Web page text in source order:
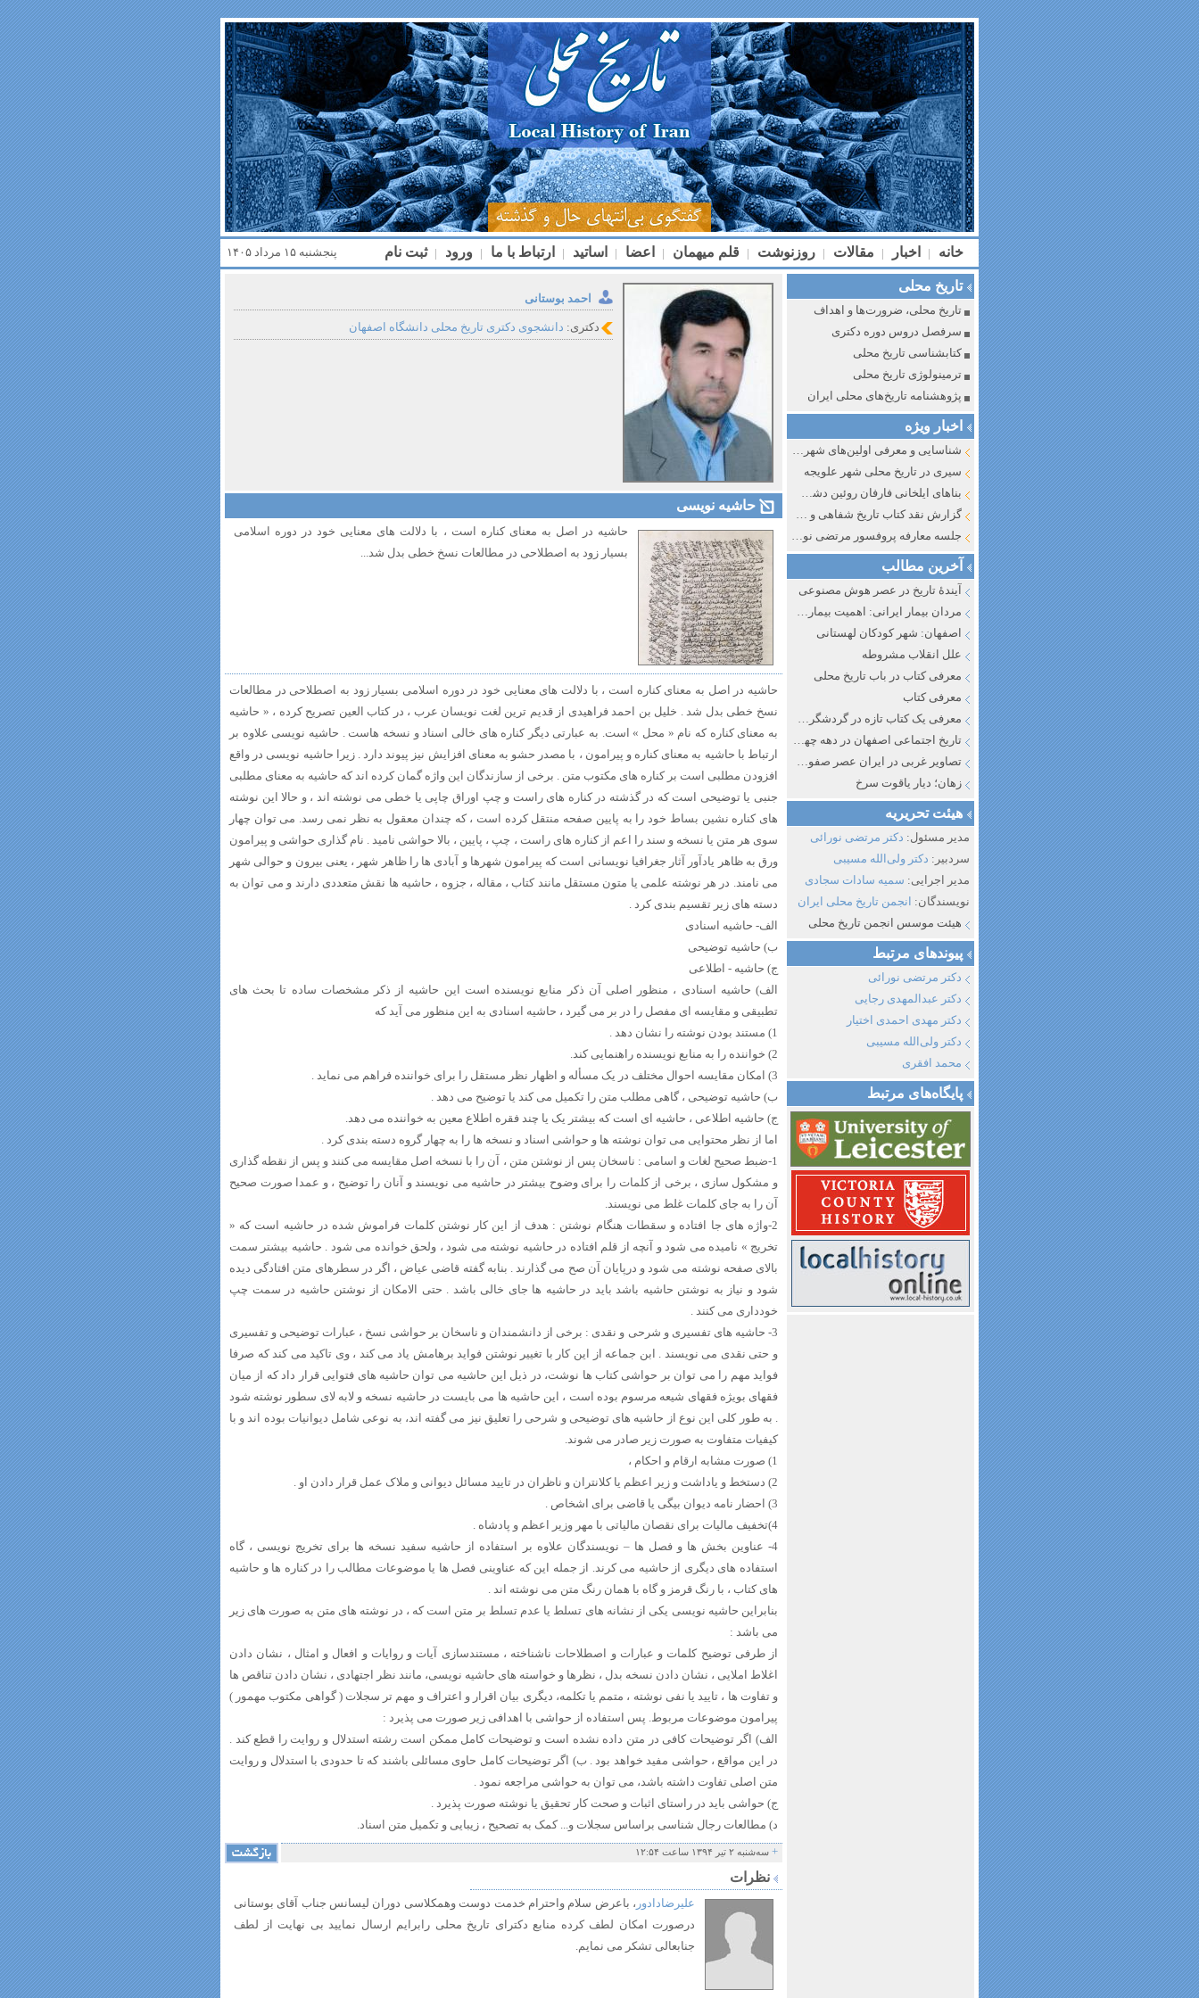
خانه | اخبار | مقالات | روزنوشت | قلم میهمان | اعضا | اساتید | ارتباط با ما | ورود | ثبت نام پنجشنبه ۱۵ مرداد ۱۴۰۵
تاریخ محلی
تاریخ محلی، ضرورت‌ها و اهداف
سرفصل دروس دوره دکتری
کتابشناسی تاریخ محلی
ترمینولوژی تاریخ محلی
پژوهشنامه تاریخ‌های محلی ایران
اخبار ویژه
شناسایی و معرفی اولین‌های شهر مشهد
سیری در تاریخ محلی شهر علویجه
بناهای ایلخانی فارفان روئین دشت اصفهان
گزارش نقد کتاب تاریخ شفاهی و جایگاه آن در تاریخ نگاری معاصر ایران ۱۳۸۵-۱۳۵۸
جلسه معارفه پروفسور مرتضی نورائی در دپارتمان شرق‌شناسی دانشگاه صوفیا، بلغارستان
آخرین مطالب
آیندهٔ تاریخ در عصر هوش مصنوعی
مردان بیمار ایرانی: اهمیت بیماری به عنوان عاملی در تفسیر تاریخ سیاسی ایران جدید
اصفهان: شهر کودکان لهستانی
علل انقلاب مشروطه
معرفی کتاب در باب تاریخ محلی
معرفی کتاب
معرفی یک کتاب تازه در گردشگری اصفهان
تاریخ اجتماعی اصفهان در دهه چهل و پنجاه از نگاه طنز نوروز جمشاد
تصاویر غربی در ایران عصر صفوی و قاجار
زهان؛ دیار یاقوت سرخ
هیئت تحریریه
مدیر مسئول: دکتر مرتضی نورائی
سردبیر: دکتر ولی‌الله مسیبی
مدیر اجرایی: سمیه سادات سجادی
نویسندگان: انجمن تاریخ محلی ایران
هیئت موسس انجمن تاریخ محلی
پیوند‌های مرتبط
دکتر مرتضی نورائی
دکتر عبدالمهدی رجایی
دکتر مهدی احمدی اختیار
دکتر ولی‌الله مسیبی
محمد افقری
پایگاه‌های مرتبط
احمد بوستانی
دکتری: دانشجوی دکتری تاریخ محلی دانشگاه اصفهان
حاشیه نویسی
حاشیه در اصل به معنای کناره است ، با دلالت های معنایی خود در دوره اسلامی
بسیار زود به اصطلاحی در مطالعات نسخ خطی بدل شد...
حاشیه در اصل به معنای کناره است ، با دلالت های معنایی خود در دوره اسلامی بسیار زود به اصطلاحی در مطالعات
نسخ خطی بدل شد . خلیل بن احمد فراهیدی از قدیم ترین لغت نویسان عرب ، در کتاب العین تصریح کرده ، « حاشیه
به معنای کناره که نام « محل » است. به عبارتی دیگر کناره های خالی اسناد و نسخه هاست . حاشیه نویسی علاوه بر
ارتباط با حاشیه به معنای کناره و پیرامون ، با مصدر حشو به معنای افزایش نیز پیوند دارد . زیرا حاشیه نویسی در واقع
افزودن مطلبی است بر کناره های مکتوب متن . برخی از سازندگان این واژه گمان کرده اند که حاشیه به معنای مطلبی
جنبی یا توضیحی است که در گذشته در کناره های راست و چپ اوراق چاپی یا خطی می نوشته اند ، و حالا این نوشته
های کناره نشین بساط خود را به پایین صفحه منتقل کرده است ، که چندان معقول به نظر نمی رسد. می توان چهار
سوی هر متن یا نسخه و سند را اعم از کناره های راست ، چپ ، پایین ، بالا حواشی نامید . نام گذاری حواشی و پیرامون
ورق به ظاهر یادآور آثار جغرافیا نویسانی است که پیرامون شهرها و آبادی ها را ظاهر شهر ، یعنی بیرون و حوالی شهر
می نامند. در هر نوشته علمی یا متون مستقل مانند کتاب ، مقاله ، جزوه ، حاشیه ها نقش متعددی دارند و می توان به
دسته های زیر تقسیم بندی کرد .
الف- حاشیه اسنادی
ب) حاشیه توضیحی
ج) حاشیه - اطلاعی
الف) حاشیه اسنادی ، منظور اصلی آن ذکر منابع نویسنده است این حاشیه از ذکر مشخصات ساده تا بحث های
تطبیقی و مقایسه ای مفصل را در بر می گیرد ، حاشیه اسنادی به این منظور می آید که
1) مستند بودن نوشته را نشان دهد .
2) خواننده را به منابع نویسنده راهنمایی کند.
3) امکان مقایسه احوال مختلف در یک مسأله و اظهار نظر مستقل را برای خواننده فراهم می نماید .
ب) حاشیه توضیحی ، گاهی مطلب متن را تکمیل می کند یا توضیح می دهد .
ج) حاشیه اطلاعی ، حاشیه ای است که بیشتر یک یا چند فقره اطلاع معین به خواننده می دهد.
اما از نظر محتوایی می توان نوشته ها و حواشی اسناد و نسخه ها را به چهار گروه دسته بندی کرد .
1-ضبط صحیح لغات و اسامی : ناسخان پس از نوشتن متن ، آن را با نسخه اصل مقایسه می کنند و پس از نقطه گذاری
و مشکول سازی ، برخی از کلمات را برای وضوح بیشتر در حاشیه می نویسند و آنان را توضیح ، و عمدا صورت صحیح
آن را به جای کلمات غلط می نویسند.
2-واژه های جا افتاده و سقطات هنگام نوشتن : هدف از این کار نوشتن کلمات فراموش شده در حاشیه است که «
تخریج » نامیده می شود و آنچه از قلم افتاده در حاشیه نوشته می شود ، ولحق خوانده می شود . حاشیه بیشتر سمت
بالای صفحه نوشته می شود و درپایان آن صح می گذارند . بنابه گفته قاضی عیاض ، اگر در سطرهای متن افتادگی دیده
شود و نیاز به نوشتن حاشیه باشد باید در حاشیه ها جای خالی باشد . حتی الامکان از نوشتن حاشیه در سمت چپ
خودداری می کنند .
3- حاشیه های تفسیری و شرحی و نقدی : برخی از دانشمندان و ناسخان بر حواشی نسخ ، عبارات توضیحی و تفسیری
و حتی نقدی می نویسند . ابن جماعه از این کار با تغییر نوشتن فواید برهامش یاد می کند ، وی تاکید می کند که صرفا
فواید مهم را می توان بر حواشی کتاب ها نوشت، در ذیل این حاشیه می توان حاشیه های فتوایی قرار داد که از میان
فقهای بویژه فقهای شیعه مرسوم بوده است ، این حاشیه ها می بایست در حاشیه نسخه و لابه لای سطور نوشته شود
. به طور کلی این نوع از حاشیه های توضیحی و شرحی را تعلیق نیز می گفته اند، به نوعی شامل دیوانیات بوده اند و با
کیفیات متفاوت به صورت زیر صادر می شوند.
1) صورت مشابه ارقام و احکام ،
2) دستخط و یاداشت و زیر اعظم یا کلانتران و ناظران در تایید مسائل دیوانی و ملاک عمل قرار دادن او .
3) احضار نامه دیوان بیگی یا قاضی برای اشخاص .
4)تخفیف مالیات برای نقصان مالیاتی با مهر وزیر اعظم و پادشاه .
4- عناوین بخش ها و فصل ها – نویسندگان علاوه بر استفاده از حاشیه سفید نسخه ها برای تخریج نویسی ، گاه
استفاده های دیگری از حاشیه می کرند. از جمله این که عناوینی فصل ها یا موضوعات مطالب را در کناره ها و حاشیه
های کتاب ، با رنگ قرمز و گاه با همان رنگ متن می نوشته اند .
بنابراین حاشیه نویسی یکی از نشانه های تسلط یا عدم تسلط بر متن است که ، در نوشته های متن به صورت های زیر
می باشد :
از طرفی توضیح کلمات و عبارات و اصطلاحات ناشناخته ، مستندسازی آیات و روایات و افعال و امثال ، نشان دادن
اغلاط املایی ، نشان دادن نسخه بدل ، نظرها و خواسته های حاشیه نویسی، مانند نظر اجتهادی ، نشان دادن تناقص ها
و تفاوت ها ، تایید یا نفی نوشته ، متمم یا تکلمه، دیگری بیان اقرار و اعتراف و مهم تر سجلات ( گواهی مکتوب مهمور )
پیرامون موضوعات مربوط. پس استفاده از حواشی با اهدافی زیر صورت می پذیرد :
الف) اگر توضیحات کافی در متن داده نشده است و توضیحات کامل ممکن است رشته استدلال و روایت را قطع کند .
در این مواقع ، حواشی مفید خواهد بود . ب) اگر توضیحات کامل حاوی مسائلی باشند که تا حدودی با استدلال و روایت
متن اصلی تفاوت داشته باشد، می توان به حواشی مراجعه نمود .
ج) حواشی باید در راستای اثبات و صحت کار تحقیق یا نوشته صورت پذیرد .
د) مطالعات رجال شناسی براساس سجلات و... کمک به تصحیح ، زیبایی و تکمیل متن اسناد.
+ سه‌شنبه ۲ تیر ۱۳۹۴ ساعت ۱۲:۵۴
نظرات
علیرضادادور ، باعرض سلام واحترام خدمت دوست وهمکلاسی دوران لیسانس جناب آقای بوستانی
درصورت امکان لطف کرده منابع دکترای تاریخ محلی رابرایم ارسال نمایید بی نهایت از لطف
جنابعالی تشکر می نمایم.